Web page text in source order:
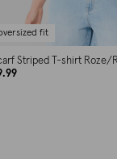
fit
Striped T-shirt Roze/